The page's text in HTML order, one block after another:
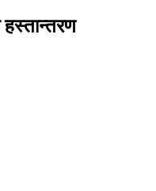
हस्तान्तरण